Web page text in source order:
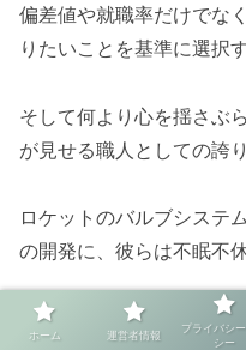
偏差値や就職率だけでな
りたいことを基準に選択
そして何より心を揺さぶ
が見せる職人としての誇
ロケットのバルブシステ
の開発に、彼らは不眠不
何度も失敗を重ね、納期
ホーム 運営者情報
プライバシ
シー